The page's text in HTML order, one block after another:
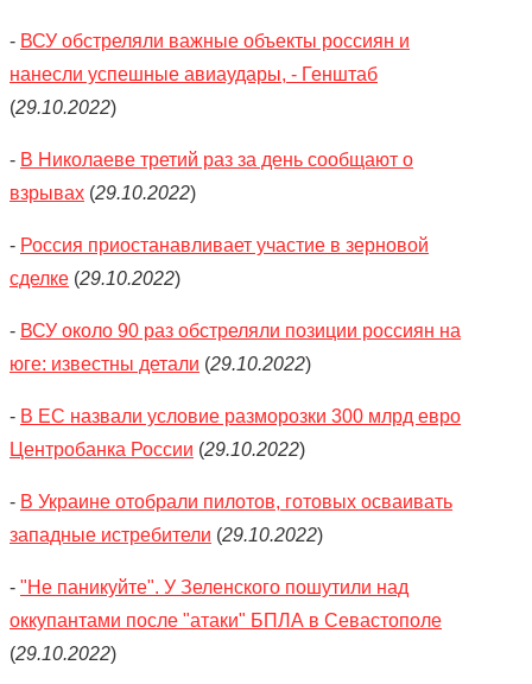
- ВСУ обстреляли важные объекты россиян и
нанесли успешные авиаудары, - Генштаб
(29.10.2022)
- В Николаеве третий раз за день сообщают о
взрывах (29.10.2022)
- Россия приостанавливает участие в зерновой
сделке (29.10.2022)
- ВСУ около 90 раз обстреляли позиции россиян на
юге: известны детали (29.10.2022)
- В ЕС назвали условие разморозки 300 млрд евро
Центробанка России (29.10.2022)
- В Украине отобрали пилотов, готовых осваивать
западные истребители (29.10.2022)
- "Не паникуйте". У Зеленского пошутили над
оккупантами после "атаки" БПЛА в Севастополе
(29.10.2022)